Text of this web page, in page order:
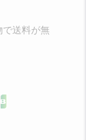
送料が無